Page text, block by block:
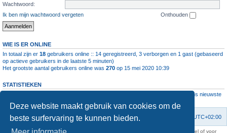
Deze website maakt gebruik van cookies om de
beste surfervaring te kunnen bieden.
Wachtwoord:
Ik ben mijn wachtwoord vergeten
Onthouden
WIE IS ER ONLINE
In totaal zijn er 18 gebruikers online :: 14 geregistreerd, 3 verborgen en 1 gast (gebaseerd
op actieve gebruikers in de laatste 5 minuten)
Het grootste aantal gebruikers online was 270 op 15 mei 2020 10:39
STATISTIEKEN
• Ons nieuwste
Forumoverzicht UTC+02:00
Verwijder cookies
Contact
KAA Gent kan nooit aansprakelijk worden gesteld voor om het even welk nadeel of voor